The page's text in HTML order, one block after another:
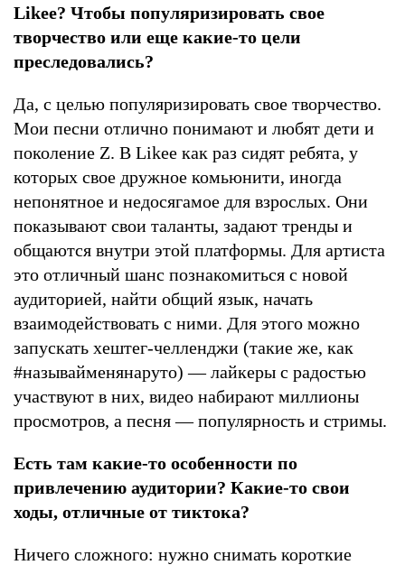
Likee? Чтобы популяризировать свое
творчество или еще какие-то цели
преследовались?
Да, с целью популяризировать свое творчество.
Мои песни отлично понимают и любят дети и
поколение Z. В Likee как раз сидят ребята, у
которых свое дружное комьюнити, иногда
непонятное и недосягамое для взрослых. Они
показывают свои таланты, задают тренды и
общаются внутри этой платформы. Для артиста
это отличный шанс познакомиться с новой
аудиторией, найти общий язык, начать
взаимодействовать с ними. Для этого можно
запускать хештег-челленджи (такие же, как
#называйменянаруто) — лайкеры с радостью
участвуют в них, видео набирают миллионы
просмотров, а песня — популярность и стримы.
Есть там какие-то особенности по
привлечению аудитории? Какие-то свои
ходы, отличные от тиктока?
Ничего сложного: нужно снимать короткие